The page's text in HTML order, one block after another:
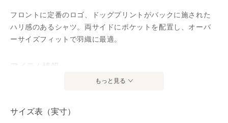
フロントに定番のロゴ、ドッグプリントがバックに施された
ハリ感のあるシャツ。両サイドにポケットを配置し、オーバ
ーサイズフィットで羽織に最適。
アイテム情報
もっと見る
サイズ表（実寸）